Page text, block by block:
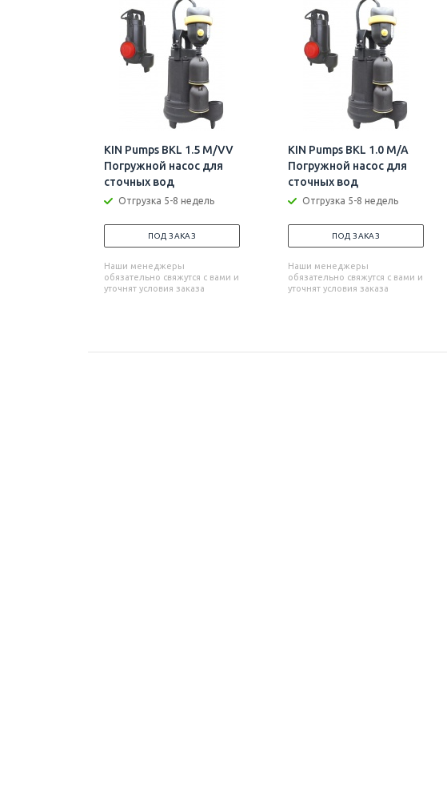
KIN Pumps BKL 1.5 M/VV
Погружной насос для
сточных вод
Отгрузка 5-8 недель
ПОД ЗАКАЗ
Наши менеджеры
обязательно свяжутся с вами и
уточнят условия заказа
KIN Pumps BKL 1.0 M/A
Погружной насос для
сточных вод
Отгрузка 5-8 недель
ПОД ЗАКАЗ
Наши менеджеры
обязательно свяжутся с вами и
уточнят условия заказа